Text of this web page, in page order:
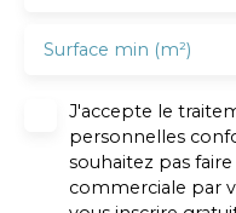
Surface min (m²)
J'accepte le
personnelles
souhaitez pas
commerciale par